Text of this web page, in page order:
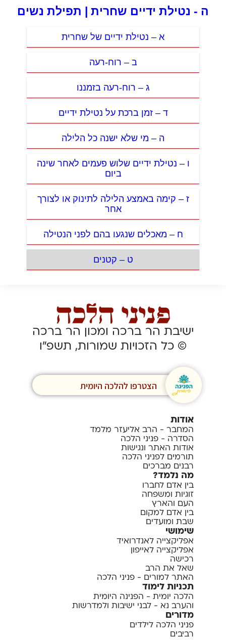
ה - נטילת ידיים שחרית | תפילת נשים
א – נטילת ידיים של שחרית
ב – רוח-רעה
ג – רוח-רעה בזמננו
ד – זמן ברכת על נטילת ידיים
ה – מי שלא ישנה כל הלילה
ו – נטילת ידיים שלוש פעמים לאחר שינה
ביום
ז – קימה באמצע הלילה לתינוק או לצורך
אחר
ח – מאכלים שנגעו בהם לפני הנטילה
ט – קטנים
ישיבת הר ברכה ומכון הר ברכה
© כל הזכויות שמורות, תשפ”ו
הצטרפו להלכה היומית
אודות
המחבר - הרב אליעזר מלמד
הסדרה - פניני הלכה
אודות האתר ונגישות
תורמים לפניני הלכה
רבנים מברכים
מה נלמד?
בין אדם לחברו
זוגיות ומשפחה
העם והארץ
בין אדם למקום
שבת ומועדים
שימושי
אפליקצייה לאנדרואיד
אפליקצייה לאייפון
רכישה
שאל את הרב
האתר למורים - פניני הלכה
תכניות לימוד
הלכה יומית - הפנינה היומית
והערב נא - לבני ישיבות ולמדרשות
מדורים
פניני הלכה לילדים
רביבים